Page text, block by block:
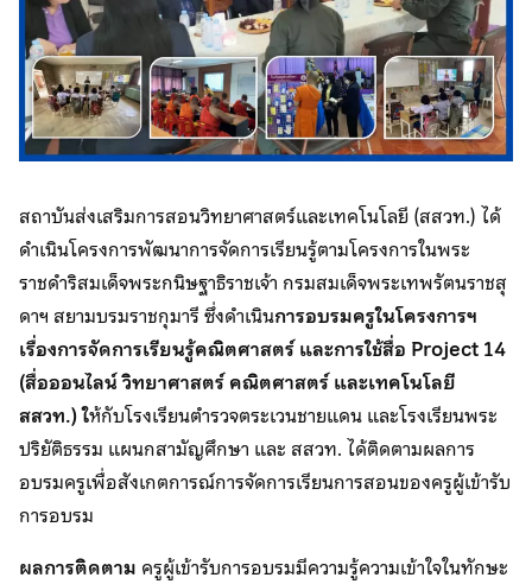
สถาบันส่งเสริมการสอนวิทยาศาสตร์และเทคโนโลยี (สสวท.) ได้
ดำเนินโครงการพัฒนาการจัดการเรียนรู้ตามโครงการในพระ
ราชดำริสมเด็จพระกนิษฐาธิราชเจ้า กรมสมเด็จพระเทพรัตนราชสุ
ดาฯ สยามบรมราชกุมารี ซึ่งดำเนินการอบรมครูในโครงการฯ
เรื่องการจัดการเรียนรู้คณิตศาสตร์ และการใช้สื่อ Project 14
(สื่อออนไลน์ วิทยาศาสตร์ คณิตศาสตร์ และเทคโนโลยี
สสวท.) ให้กับโรงเรียนตำรวจตระเวนชายแดน และโรงเรียนพระ
ปริยัติธรรม แผนกสามัญศึกษา และ สสวท. ได้ติดตามผลการ
อบรมครูเพื่อสังเกตการณ์การจัดการเรียนการสอนของครูผู้เข้ารับ
การอบรม
ผลการติดตาม ครูผู้เข้ารับการอบรมมีความรู้ความเข้าใจในทักษะ